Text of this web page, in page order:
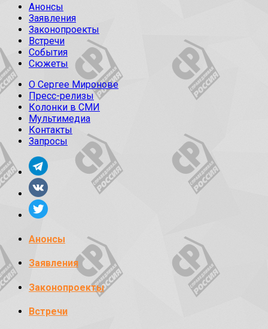
Анонсы
Заявления
Законопроекты
Встречи
События
Сюжеты
О Сергее Миронове
Пресс-релизы
Колонки в СМИ
Мультимедиа
Контакты
Запросы
Анонсы
Заявления
Законопроекты
Встречи